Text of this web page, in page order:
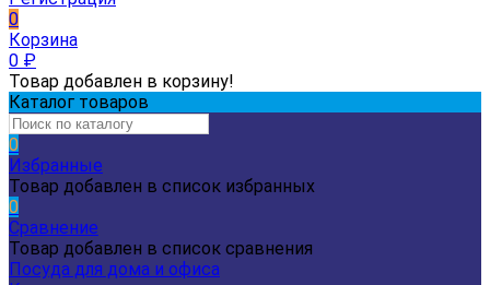
0
Корзина
0 ₽
Товар добавлен в корзину!
Каталог товаров
0
Избранные
Товар добавлен в список избранных
0
Сравнение
Товар добавлен в список сравнения
Посуда для дома и офиса